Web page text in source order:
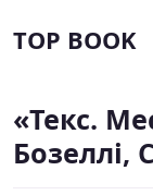
TOP BOOK
«Текс.
Бозеллі,